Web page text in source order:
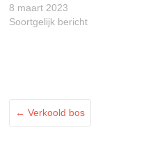
8 maart 2023
Soortgelijk bericht
← Verkoold bos